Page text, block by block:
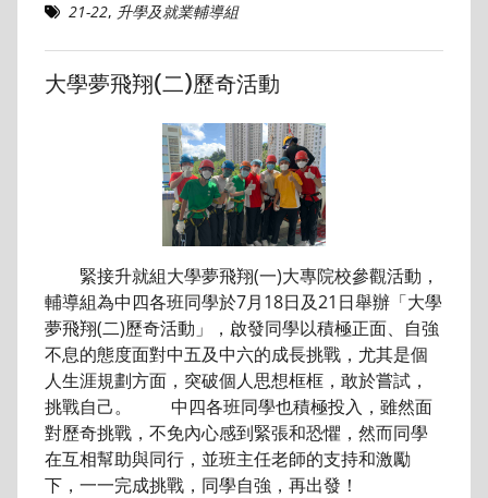
21-22, 升學及就業輔導組
大學夢飛翔(二)歷奇活動
緊接升就組大學夢飛翔(一)大專院校參觀活動，
輔導組為中四各班同學於7月18日及21日舉辦「大學
夢飛翔(二)歷奇活動」，啟發同學以積極正面、自強
不息的態度面對中五及中六的成長挑戰，尤其是個
人生涯規劃方面，突破個人思想框框，敢於嘗試，
挑戰自己。 中四各班同學也積極投入，雖然面
對歷奇挑戰，不免內心感到緊張和恐懼，然而同學
在互相幫助與同行，並班主任老師的支持和激勵
下，一一完成挑戰，同學自強，再出發！